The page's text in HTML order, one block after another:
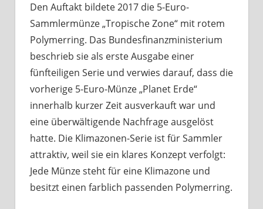
Den Auftakt bildete 2017 die 5-Euro-
Sammlermünze „Tropische Zone“ mit rotem
Polymerring. Das Bundesfinanzministerium
beschrieb sie als erste Ausgabe einer
fünfteiligen Serie und verwies darauf, dass die
vorherige 5-Euro-Münze „Planet Erde“
innerhalb kurzer Zeit ausverkauft war und
eine überwältigende Nachfrage ausgelöst
hatte. Die Klimazonen-Serie ist für Sammler
attraktiv, weil sie ein klares Konzept verfolgt:
Jede Münze steht für eine Klimazone und
besitzt einen farblich passenden Polymerring.